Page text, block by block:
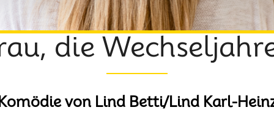
die
Komödie von Lind Betti/Lind Karl-